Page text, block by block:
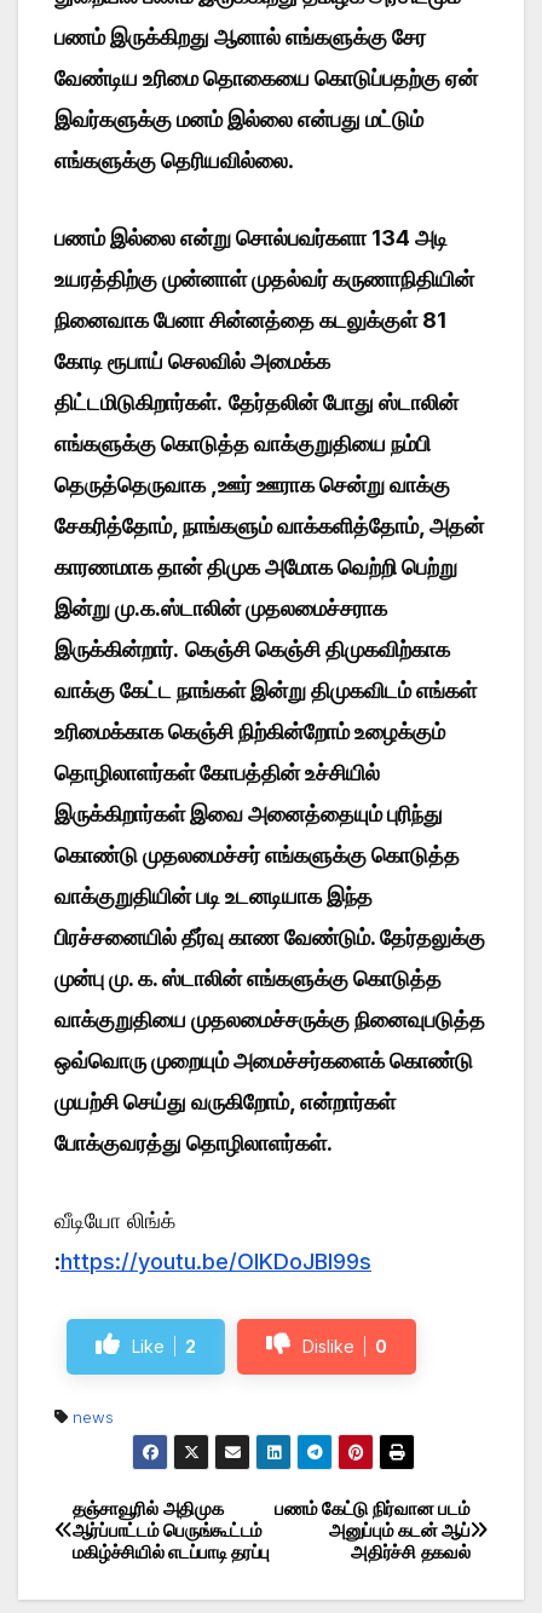
பணம் இருக்கிறது ஆனால் எங்களுக்கு சேர
வேண்டிய உரிமை தொகையை கொடுப்பதற்கு ஏன்
இவர்களுக்கு மனம் இல்லை என்பது மட்டும்
எங்களுக்கு தெரியவில்லை.
பணம் இல்லை என்று சொல்பவர்களா 134 அடி
உயரத்திற்கு முன்னாள் முதல்வர் கருணாநிதியின்
நினைவாக பேனா சின்னத்தை கடலுக்குள் 81
கோடி ரூபாய் செலவில் அமைக்க
திட்டமிடுகிறார்கள். தேர்தலின் போது ஸ்டாலின்
எங்களுக்கு கொடுத்த வாக்குறுதியை நம்பி
தெருத்தெருவாக ,ஊர் ஊராக சென்று வாக்கு
சேகரித்தோம், நாங்களும் வாக்களித்தோம், அதன்
காரணமாக தான் திமுக அமோக வெற்றி பெற்று
இன்று மு.க.ஸ்டாலின் முதலமைச்சராக
இருக்கின்றார். கெஞ்சி கெஞ்சி திமுகவிற்காக
வாக்கு கேட்ட நாங்கள் இன்று திமுகவிடம் எங்கள்
உரிமைக்காக கெஞ்சி நிற்கின்றோம் உழைக்கும்
தொழிலாளர்கள் கோபத்தின் உச்சியில்
இருக்கிறார்கள் இவை அனைத்தையும் புரிந்து
கொண்டு முதலமைச்சர் எங்களுக்கு கொடுத்த
வாக்குறுதியின் படி உடனடியாக இந்த
பிரச்சனையில் தீர்வு காண வேண்டும். தேர்தலுக்கு
முன்பு மு. க. ஸ்டாலின் எங்களுக்கு கொடுத்த
வாக்குறுதியை முதலமைச்சருக்கு நினைவுபடுத்த
ஒவ்வொரு முறையும் அமைச்சர்களைக் கொண்டு
முயற்சி செய்து வருகிறோம், என்றார்கள்
போக்குவரத்து தொழிலாளர்கள்.
வீடியோ லிங்க்
:https://youtu.be/OlKDoJBI99s
Like 2 Dislike 0
news
Post
navigation
பணம் கேட்டு நிர்வான படம்
அனுப்பும் கடன் ஆப்
அதிர்ச்சி தகவல்
தஞ்சாவூரில் அதிமுக
ஆர்ப்பாட்டம் பெருங்கூட்டம்
மகிழ்ச்சியில் எடப்பாடி தரப்பு